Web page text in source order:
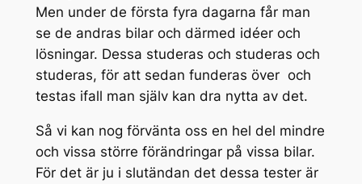
Men under de första fyra dagarna får man
se de andras bilar och därmed idéer och
lösningar. Dessa studeras och studeras och
studeras, för att sedan funderas över och
testas ifall man själv kan dra nytta av det.
Så vi kan nog förvänta oss en hel del mindre
och vissa större förändringar på vissa bilar.
För det är ju i slutändan det dessa tester är